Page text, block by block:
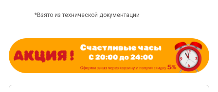
*Взято из технической документации